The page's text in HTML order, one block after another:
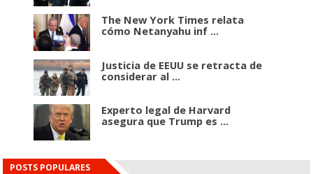
The New York Times relata
cómo Netanyahu inf ...
Justicia de EEUU se retracta de
considerar al ...
Experto legal de Harvard
asegura que Trump es ...
POSTS POPULARES